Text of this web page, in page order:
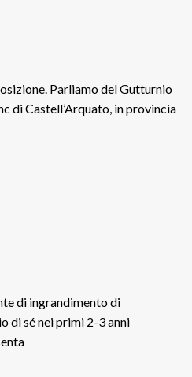
Parliamo del Gutturnio
di Castell’Arquato, in provincia
di ingrandimento di
di sé nei primi 2-3 anni